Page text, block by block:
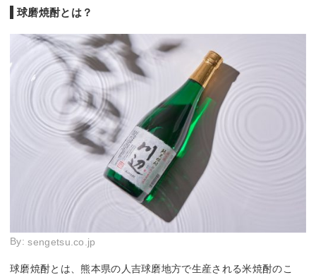
球磨焼酎とは？
By: sengetsu.co.jp
球磨焼酎とは、熊本県の人吉球磨地方で生産される米焼酎のこ